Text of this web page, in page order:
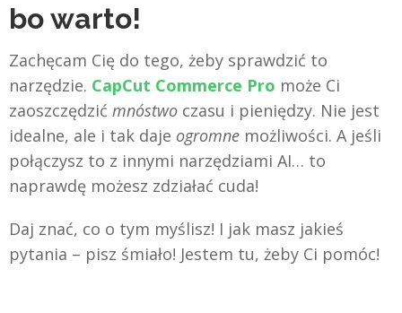
bo warto!
Zachęcam Cię do tego, żeby sprawdzić to
narzędzie. CapCut Commerce Pro może Ci
zaoszczędzić mnóstwo czasu i pieniędzy. Nie jest
idealne, ale i tak daje ogromne możliwości. A jeśli
połączysz to z innymi narzędziami AI… to
naprawdę możesz zdziałać cuda!
Daj znać, co o tym myślisz! I jak masz jakieś
pytania – pisz śmiało! Jestem tu, żeby Ci pomóc!